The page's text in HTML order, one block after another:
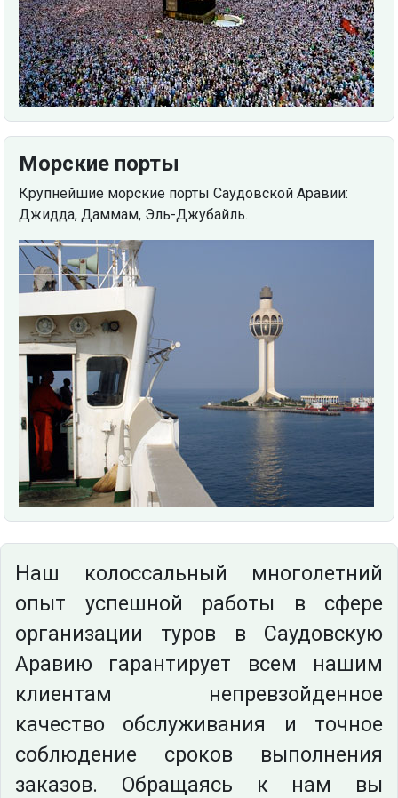
Морские порты
Крупнейшие морские порты Саудовской Аравии:
Джидда, Даммам, Эль-Джубайль.
Наш колоссальный многолетний
опыт успешной работы в сфере
организации туров в Саудовскую
Аравию гарантирует всем нашим
клиентам непревзойденное
качество обслуживания и точное
соблюдение сроков выполнения
заказов. Обращаясь к нам вы